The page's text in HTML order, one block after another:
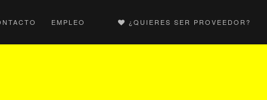
EMPLEO ¿QUIERES SER PROVEEDOR?